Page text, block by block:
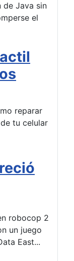
de Java sin
el
reparar
tu celular
robocop 2
un juego
East...